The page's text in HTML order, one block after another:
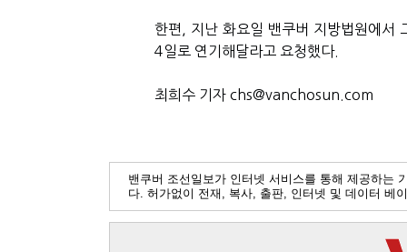
한편, 지난 화요일 밴쿠버 지방법원에서
4일로 연기해달라고 요청했다.
최희수 기자 chs@vanchosun.com
밴쿠버 조선일보가 인터넷 서비스를 통해 제공하는
다. 허가없이 전재, 복사, 출판, 인터넷 및 데이터 베